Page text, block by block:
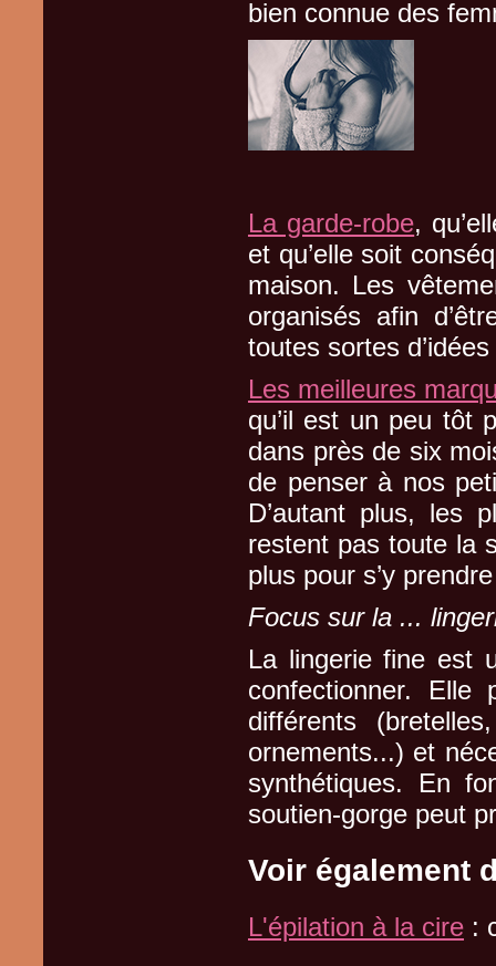
bien connue des
La garde-robe,
et qu’elle soit
maison. Les
organisés afin
toutes sortes
Les meilleures
qu’il est un peu tôt
dans près de six
de penser à nos
D’autant plus, les
restent pas toute la
plus pour s’y
Focus sur la ...
La lingerie fine est
confectionner.
différents
ornements...) et
synthétiques. En
soutien-gorge peut
Voir également
L'épilation à la cire :